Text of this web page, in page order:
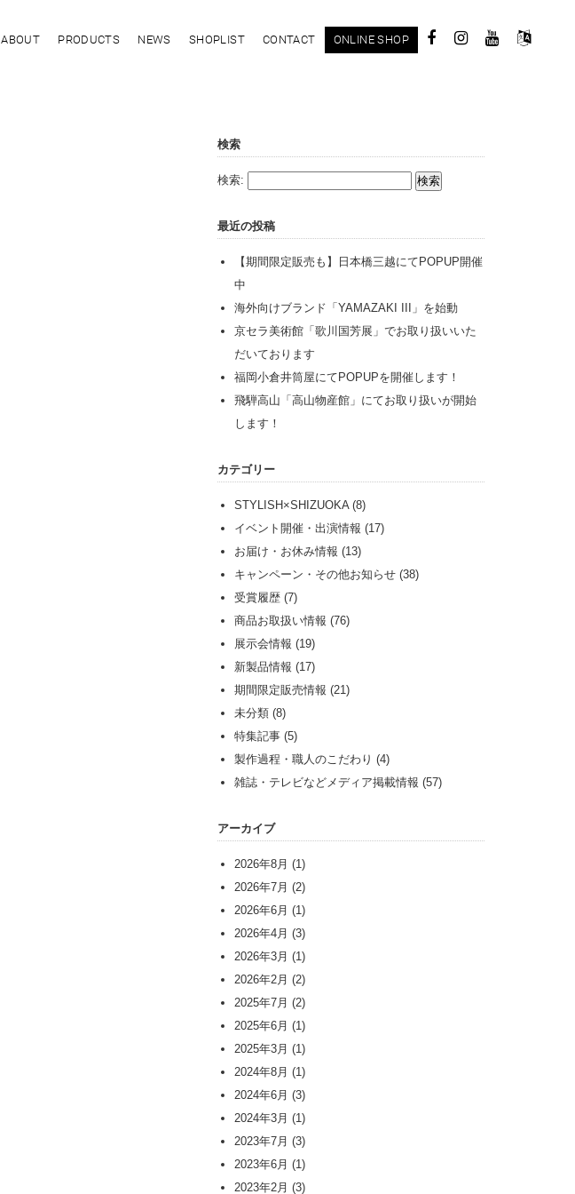
ABOUT PRODUCTS NEWS SHOPLIST CONTACT ONLINE SHOP
検索
検索:
最近の投稿
【期間限定販売も】日本橋三越にてPOPUP開催
中
海外向けブランド「YAMAZAKI III」を始動
京セラ美術館「歌川国芳展」でお取り扱いいた
だいております
福岡小倉井筒屋にてPOPUPを開催します！
飛騨高山「高山物産館」にてお取り扱いが開始
します！
カテゴリー
STYLISH×SHIZUOKA(8)
イベント開催・出演情報 (17)
お届け・お休み情報 (13)
キャンペーン・その他お知らせ (38)
受賞履歴 (7)
商品お取扱い情報 (76)
展示会情報 (19)
新製品情報 (17)
期間限定販売情報 (21)
未分類 (8)
特集記事 (5)
製作過程・職人のこだわり (4)
雑誌・テレビなどメディア掲載情報 (57)
アーカイブ
2026年8月 (1)
2026年7月 (2)
2026年6月 (1)
2026年4月 (3)
2026年3月 (1)
2026年2月 (2)
2025年7月 (2)
2025年6月 (1)
2025年3月 (1)
2024年8月 (1)
2024年6月 (3)
2024年3月 (1)
2023年7月 (3)
2023年6月 (1)
2023年2月 (3)